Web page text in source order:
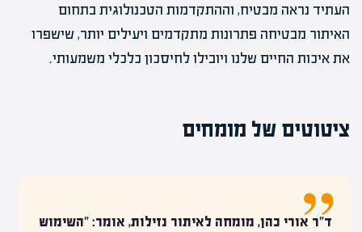
העתיד נראה מבטיח, וההתקדמות הטכנולוגית בתחום
האיתור מבטיחה פתרונות מתקדמים ויעילים יותר, שישפרו
את איכות החיים שלנו ויובילו לחיסכון כלכלי משמעותי.
ציטוטים של מומחים
ד"ר אורי כהן, מומחה לאיתור נזילות, אומר: "השימוש